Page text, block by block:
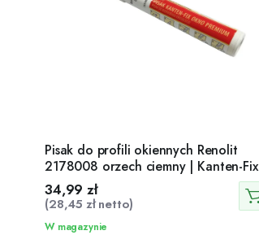
Pisak do profili okiennych Renolit
2178008 orzech ciemny | Kanten-Fix
34,99zł
(28,45 złnetto)
W magazynie